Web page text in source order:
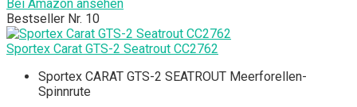
Bei Amazon ansehen
Bestseller Nr. 10
Sportex Carat GTS-2 Seatrout CC2762
Sportex CARAT GTS-2 SEATROUT Meerforellen-
Spinnrute